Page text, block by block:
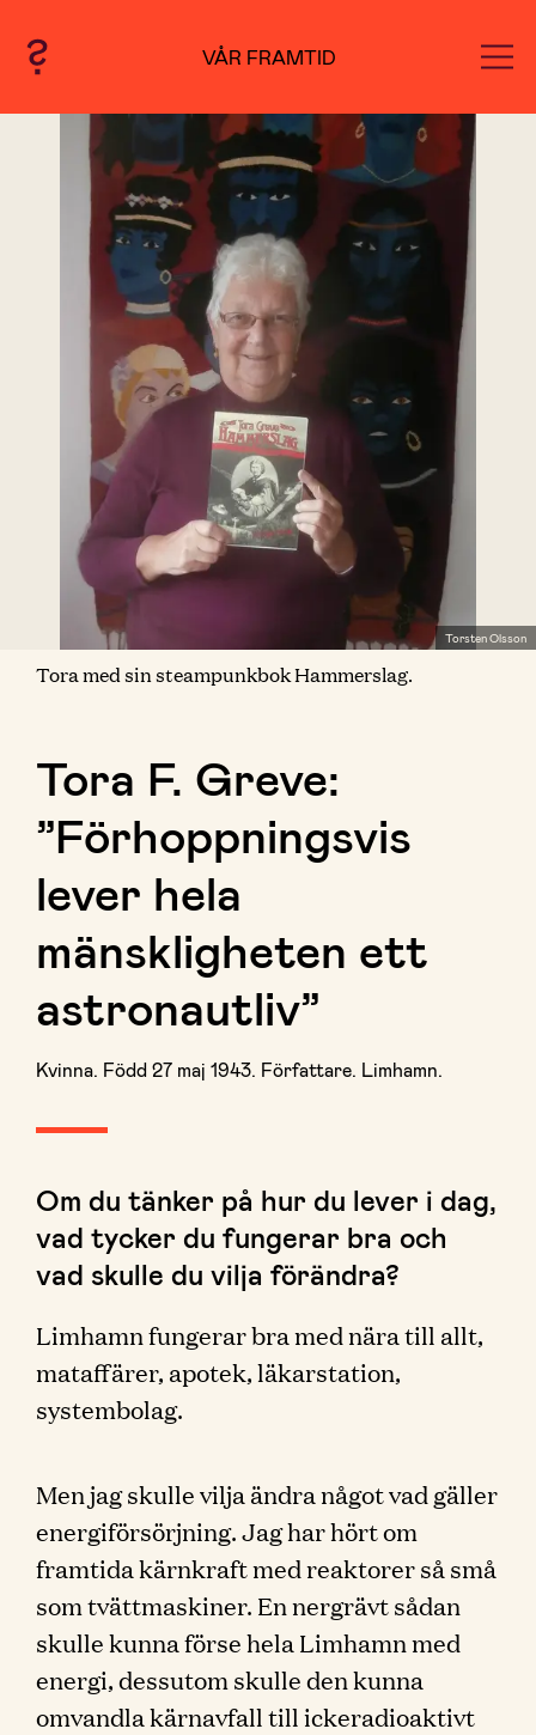
VÅR FRAMTID
Torsten Olsson
Tora med sin steampunkbok Hammerslag.
Tora F. Greve:
”Förhoppningsvis
lever hela
mänskligheten ett
astronautliv”
Kvinna. Född 27 maj 1943. Författare. Limhamn.
Om du tänker på hur du lever i dag,
vad tycker du fungerar bra och
vad skulle du vilja förändra?
Limhamn fungerar bra med nära till allt,
mataffärer, apotek, läkarstation,
systembolag.
Men jag skulle vilja ändra något vad gäller
energiförsörjning. Jag har hört om
framtida kärnkraft med reaktorer så små
som tvättmaskiner. En nergrävt sådan
skulle kunna förse hela Limhamn med
energi, dessutom skulle den kunna
omvandla kärnavfall till ickeradioaktivt